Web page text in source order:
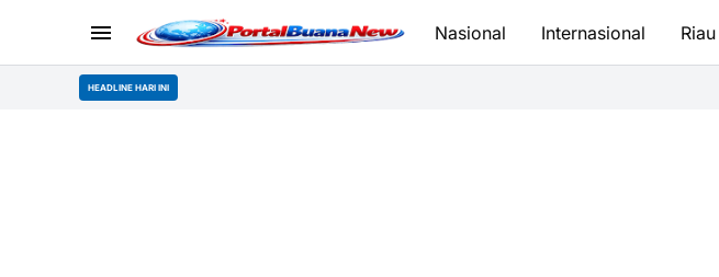
Nasional Internasional Riau
HEADLINE HARI INI